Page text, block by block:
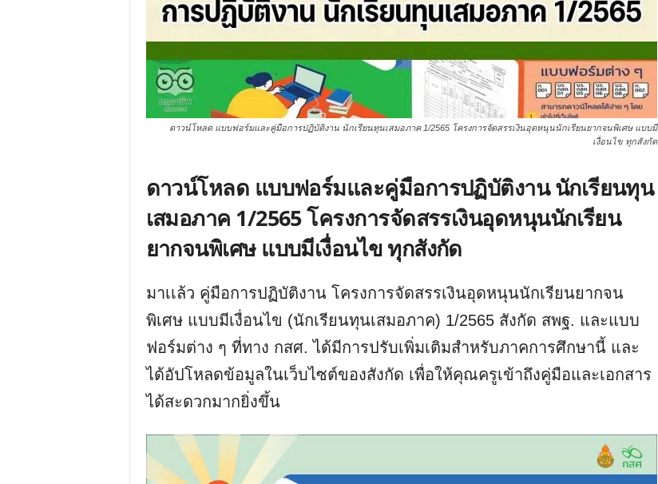
ดาวน์โหลด แบบฟอร์มและคู่มือการปฏิบัติงาน นักเรียนทุนเสมอภาค 1/2565 โครงการจัดสรรเงินอุดหนุนนักเรียนยากจนพิเศษ แบบมี
เงื่อนไข ทุกสังกัด
ดาวน์โหลด แบบฟอร์มและคู่มือการปฏิบัติงาน นักเรียนทุน
เสมอภาค 1/2565 โครงการจัดสรรเงินอุดหนุนนักเรียน
ยากจนพิเศษ แบบมีเงื่อนไข ทุกสังกัด
มาเเล้ว คู่มือการปฏิบัติงาน โครงการจัดสรรเงินอุดหนุนนักเรียนยากจน
พิเศษ แบบมีเงื่อนไข (นักเรียนทุนเสมอภาค) 1/2565 สังกัด สพฐ. และแบบ
ฟอร์มต่าง ๆ ที่ทาง กสศ. ได้มีการปรับเพิ่มเติมสำหรับภาคการศึกษานี้ และ
ได้อัปโหลดข้อมูลในเว็บไซต์ของสังกัด เพื่อให้คุณครูเข้าถึงคู่มือและเอกสาร
ได้สะดวกมากยิ่งขึ้น